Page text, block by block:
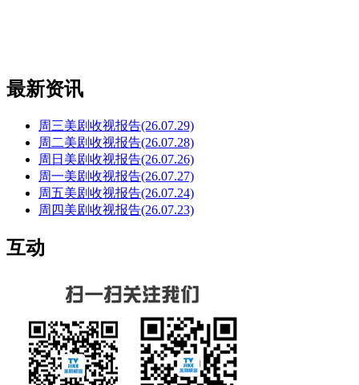
最新资讯
周三美剧收视报告(26.07.29)
周二美剧收视报告(26.07.28)
周日美剧收视报告(26.07.26)
周一美剧收视报告(26.07.27)
周五美剧收视报告(26.07.24)
周四美剧收视报告(26.07.23)
互动